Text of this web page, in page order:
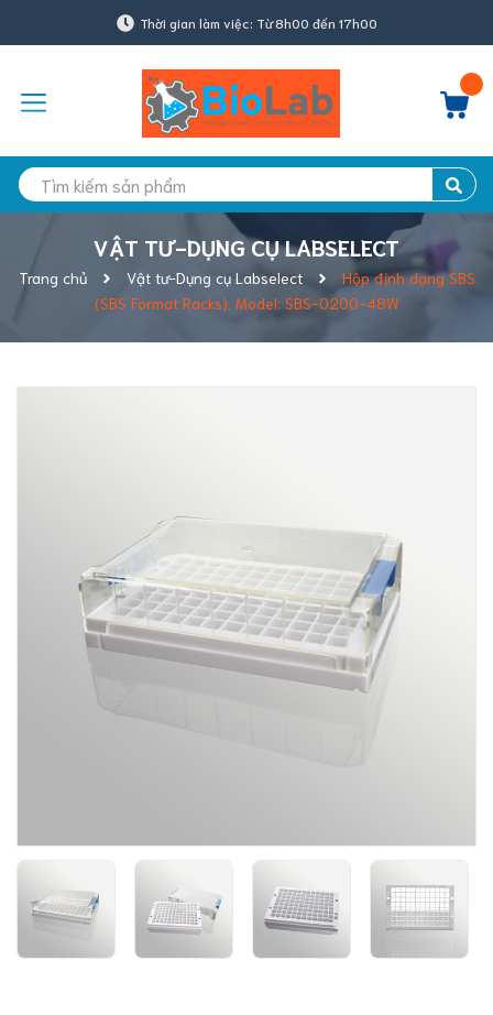
Thời gian làm việc: Từ 8h00 đến 17h00
VẬT TƯ-DỤNG CỤ LABSELECT
Trang chủ Vật tư-Dụng cụ Labselect
Hộp định dạng SBS
(SBS Format Racks), Model: SBS-0200-48W